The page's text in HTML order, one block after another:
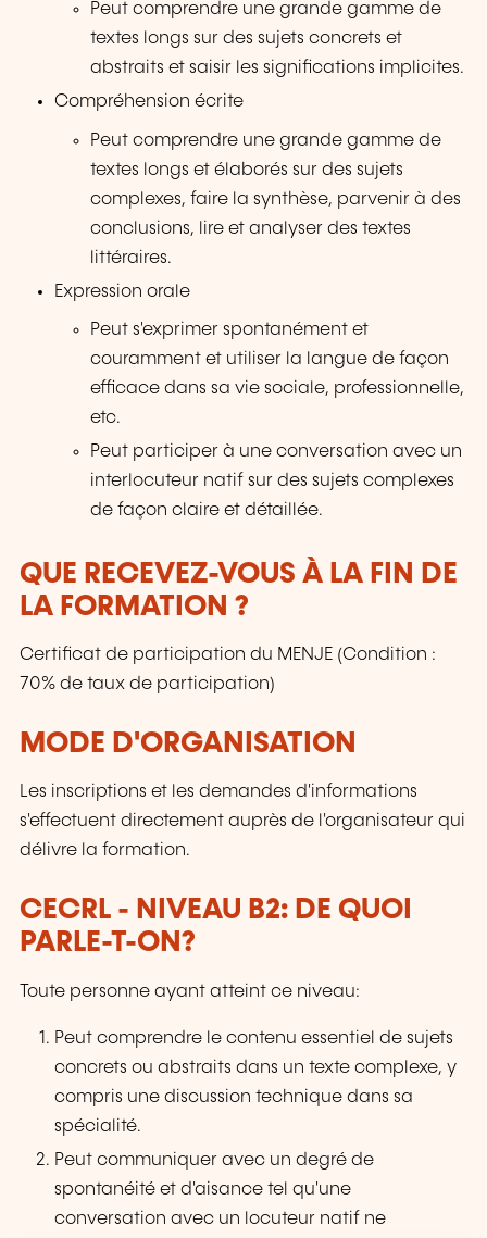
Peut comprendre une grande gamme de
textes longs sur des sujets concrets et
abstraits et saisir les significations implicites.
Compréhension écrite
Peut comprendre une grande gamme de
textes longs et élaborés sur des sujets
complexes, faire la synthèse, parvenir à des
conclusions, lire et analyser des textes
littéraires.
Expression orale
Peut s'exprimer spontanément et
couramment et utiliser la langue de façon
efficace dans sa vie sociale, professionnelle,
etc.
Peut participer à une conversation avec un
interlocuteur natif sur des sujets complexes
de façon claire et détaillée.
QUE RECEVEZ-VOUS À LA FIN DE
LA FORMATION ?
Certificat de participation du MENJE (Condition :
70% de taux de participation)
MODE D'ORGANISATION
Les inscriptions et les demandes d'informations
s'effectuent directement auprès de l'organisateur qui
délivre la formation.
CECRL - NIVEAU B2: DE QUOI
PARLE-T-ON?
Toute personne ayant atteint ce niveau:
Peut comprendre le contenu essentiel de sujets
concrets ou abstraits dans un texte complexe, y
compris une discussion technique dans sa
spécialité.
Peut communiquer avec un degré de
spontanéité et d'aisance tel qu'une
conversation avec un locuteur natif ne